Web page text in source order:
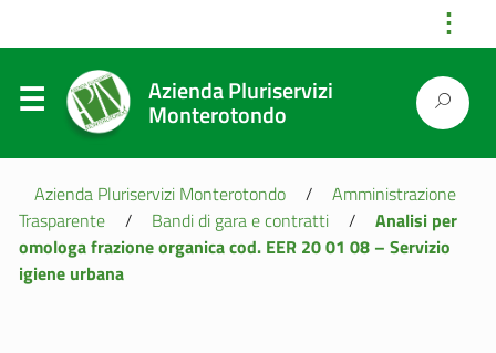
⋮
Azienda Pluriservizi
Monterotondo
Azienda Pluriservizi Monterotondo /
Amministrazione
Trasparente
/ Bandi di gara e contratti /
Analisi per
omologa frazione organica cod. EER 20 01 08 – Servizio
igiene urbana